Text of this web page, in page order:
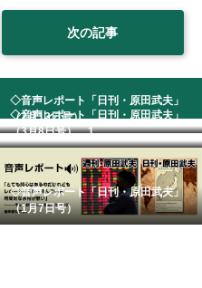
次の記事
◇音声レポート「日刊・原田武夫」
（2月13日号） ...
◇音声レポート「日刊・原田武夫」
（3月8日号） 1...
◇音声レポート「日刊・原田武夫」
（1月7日号）